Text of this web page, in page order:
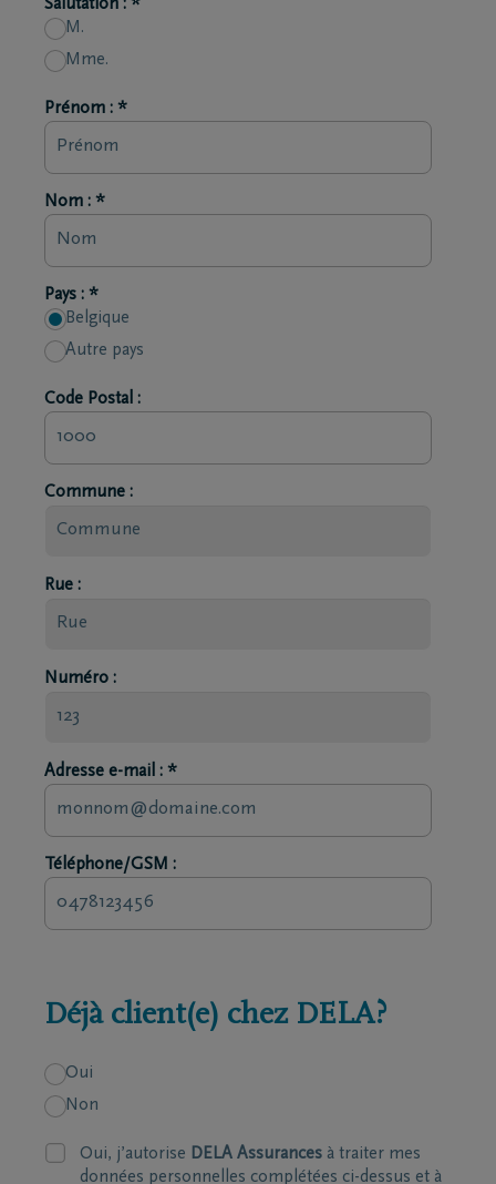
Salutation : *
M.
Mme.
Prénom : *
Nom : *
Pays : *
Belgique
Autre pays
Code Postal :
Commune :
Rue :
Numéro :
Adresse e-mail : *
Téléphone/GSM :
Déjà client(e) chez DELA?
Oui
Non
Oui, j’autorise DELA Assurances à traiter mes
données personnelles complétées ci-dessus et à